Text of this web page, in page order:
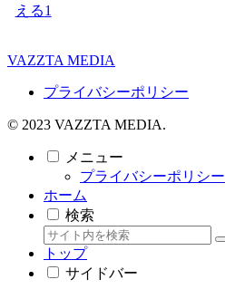
える1
VAZZTA MEDIA
プライバシーポリシー
© 2023 VAZZTA MEDIA.
メニュー
プライバシーポリシー
ホーム
検索
トップ
サイドバー